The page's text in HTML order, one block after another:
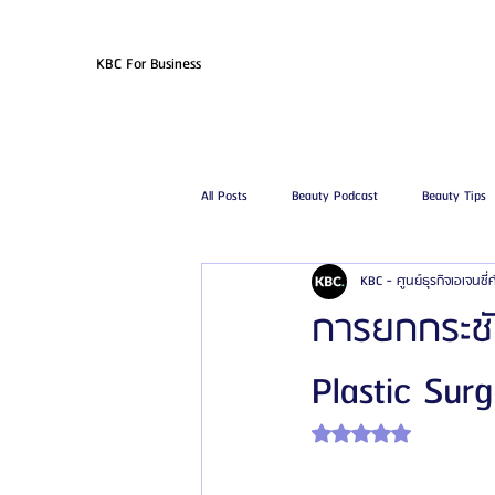
KBC For Business
All Posts Beauty Podcast Beauty Tips
รีวิวศัลยกรรมฉีดไขมัน รีวิวศัลยกรรมดู
โรงพยาบาลศัลยกรรมเฟรช โรงพยาบา
การยกกระ
Plastic
KBC - ศูนย์ธุรกิจเอเจน
ได้รับ NaN เต็ม 5 ดาว